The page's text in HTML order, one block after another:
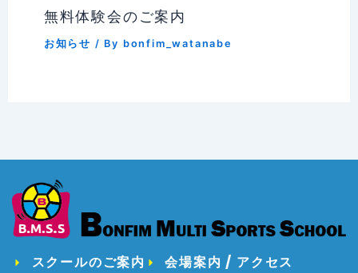
無料体験会のご案内
お知らせ / By bonfim_watanabe
スクールのご案内
会場案内 / アクセス